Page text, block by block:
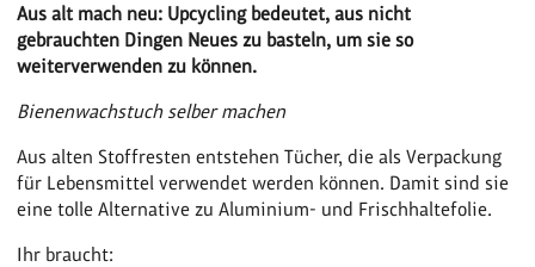
Aus alt mach neu: Upcycling bedeutet, aus nicht
gebrauchten Dingen Neues zu basteln, um sie so
weiterverwenden zu können.
Bienenwachstuch selber machen
Aus alten Stoffresten entstehen Tücher, die als Verpackung
für Lebensmittel verwendet werden können. Damit sind sie
eine tolle Alternative zu Aluminium- und Frischhaltefolie.
Ihr braucht: